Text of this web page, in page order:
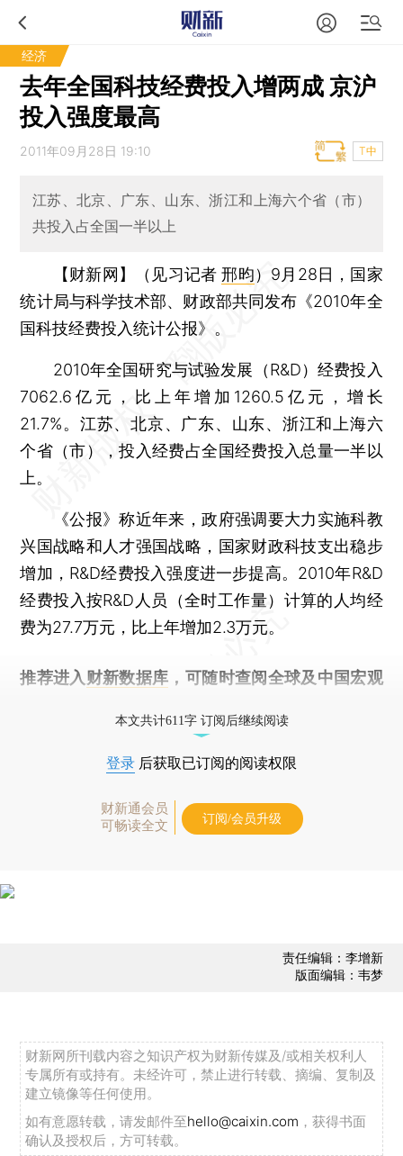
经济
去年全国科技经费投入增两成 京沪
投入强度最高
2011年09月28日 19:10 T中
江苏、北京、广东、山东、浙江和上海六个省（市）
共投入占全国一半以上
【财新网】（见习记者邢昀） 9月28日，国家
统计局与科学技术部、财政部共同发布《2010年全
国科技经费投入统计公报》。
2010年全国研究与试验发展（R&D）经费投入
7062.6亿元，比上年增加1260.5亿元，增长
21.7%。江苏、北京、广东、山东、浙江和上海六
个省（市），投入经费占全国经费投入总量一半以
上。
《公报》称近年来，政府强调要大力实施科教
兴国战略和人才强国战略，国家财政科技支出稳步
增加，R&D经费投入强度进一步提高。2010年R&D
经费投入按R&D人员（全时工作量）计算的人均经
费为27.7万元，比上年增加2.3万元。
推荐进入 财新数据库 ，可随时查阅全球及中国宏观
本文共计611字 订阅后继续阅读
登录 后获取已订阅的阅读权限
财新通会员
可畅读全文
订阅/会员升级
责任编辑：李增新
版面编辑：韦梦
财新网所刊载内容之知识产权为财新传媒及/或相关权利人
专属所有或持有。未经许可，禁止进行转载、摘编、复制及
建立镜像等任何使用。
如有意愿转载，请发邮件至hello@caixin.com ，获得书面
确认及授权后，方可转载。